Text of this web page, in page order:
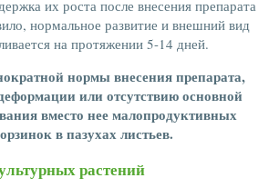
их роста после внесения препарата
нормальное развитие и внешний вид
на протяжении 5-14 дней.
нормы внесения препарата,
или отсутствию основной
вместо нее малопродуктивных
в пазухах листьев.
растений